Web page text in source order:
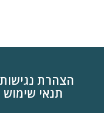
הצהרת נגישות
תנאי שימוש